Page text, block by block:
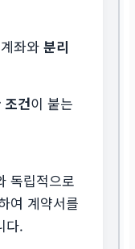
좌와분리
조건이 붙는
독립적으로
여 계약서를
다.